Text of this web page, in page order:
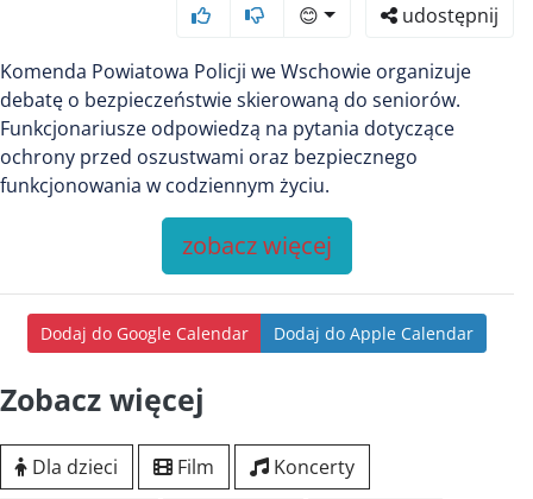
😊 udostępnij
Komenda Powiatowa Policji we Wschowie organizuje
debatę o bezpieczeństwie skierowaną do seniorów.
Funkcjonariusze odpowiedzą na pytania dotyczące
ochrony przed oszustwami oraz bezpiecznego
funkcjonowania w codziennym życiu.
zobacz więcej
Dodaj do Google Calendar Dodaj do Apple Calendar
Zobacz więcej
Dla dzieci Film Koncerty